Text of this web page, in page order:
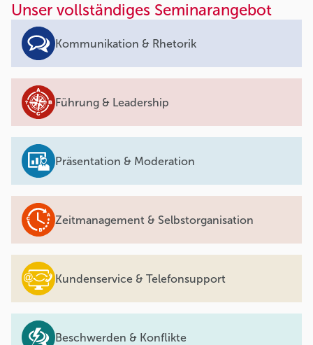
Unser vollständiges Seminarangebot
Kommunikation & Rhetorik
Führung & Leadership
Präsentation & Moderation
Zeitmanagement & Selbstorganisation
Kundenservice & Telefonsupport
Beschwerden & Konflikte